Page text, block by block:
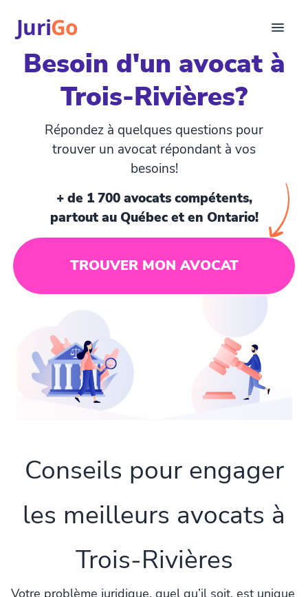
JuriGo
Consultation
Articles juridiques
Pour avocats
Trouver un avocat
Besoin d'un avocat à
Trois-Rivières?
Répondez à quelques questions pour
trouver un avocat répondant à vos
besoins!
+ de 1 700 avocats compétents,
partout au Québec et en Ontario!
TROUVER MON AVOCAT
Conseils pour engager
les meilleurs avocats à
Trois-Rivières
Votre problème juridique, quel qu’il soit, est unique